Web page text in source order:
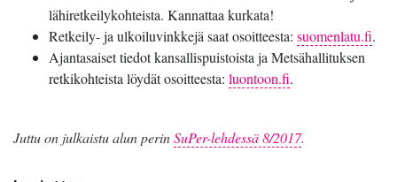
lähiretkeilykohteista. Kannattaa kurkata!
Retkeily- ja ulkoiluvinkkejä saat osoitteesta: suomenlatu.fi.
Ajantasaiset tiedot kansallispuistoista ja Metsähallituksen
retkikohteista löydät osoitteesta: luontoon.fi.
Juttu on julkaistu alun perinSuPer-lehdessä 8/2017.